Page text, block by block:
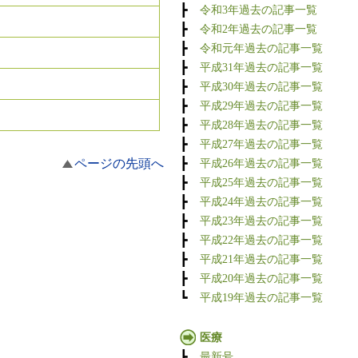
ページの先頭へ
┣ 令和3年過去の記事一覧
┣ 令和2年過去の記事一覧
┣ 令和元年過去の記事一覧
┣ 平成31年過去の記事一覧
┣ 平成30年過去の記事一覧
┣ 平成29年過去の記事一覧
┣ 平成28年過去の記事一覧
┣ 平成27年過去の記事一覧
┣ 平成26年過去の記事一覧
┣ 平成25年過去の記事一覧
┣ 平成24年過去の記事一覧
┣ 平成23年過去の記事一覧
┣ 平成22年過去の記事一覧
┣ 平成21年過去の記事一覧
┣ 平成20年過去の記事一覧
┗ 平成19年過去の記事一覧
医療